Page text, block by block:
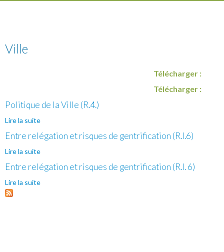
Ville
Télécharger :
Télécharger :
Politique de la Ville (R.4.)
Lire la suite
Entre relégation et risques de gentrification (R.I.6)
Lire la suite
Entre relégation et risques de gentrification (R.I. 6)
Lire la suite